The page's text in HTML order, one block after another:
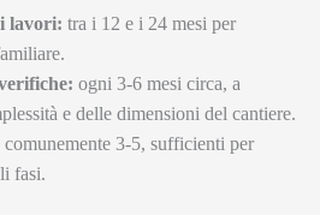
lavori: tra i 12 e i 24 mesi per
ogni 3-6 mesi circa, a
e delle dimensioni del cantiere.
comunemente 3-5, sufficienti per
fasi.